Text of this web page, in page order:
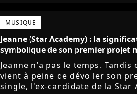
MUSIQUE
Jeanne (Star Academy) : la
symbolique de son premier projet
Jeanne n'a pas le temps. Tandis
vient à peine de dévoiler son
single, l'ex-candidate de la Star